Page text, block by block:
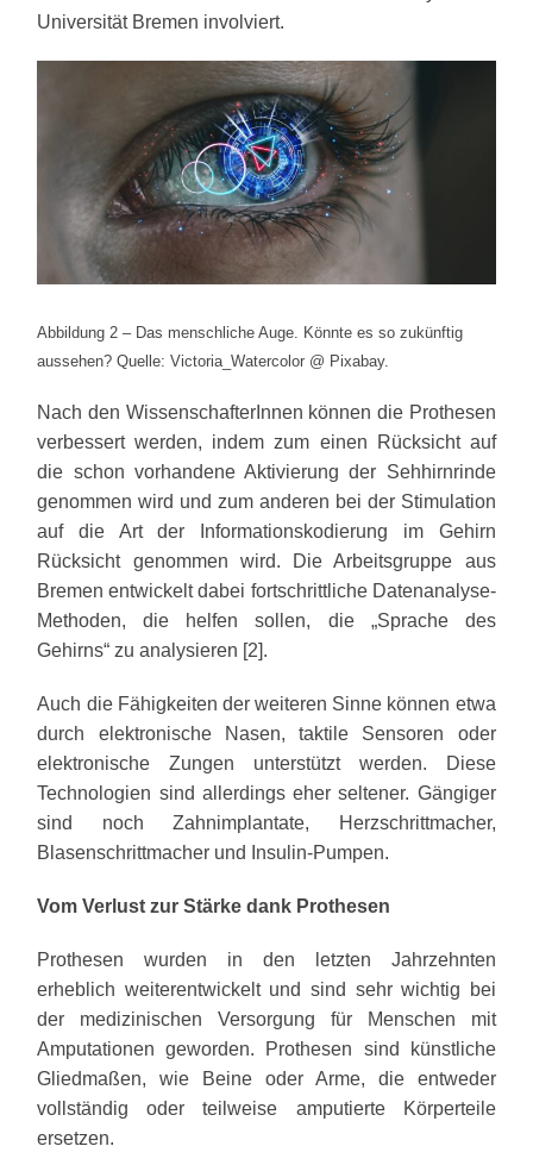
Universität Bremen involviert.
Abbildung 2 – Das menschliche Auge. Könnte es so zukünftig
aussehen? Quelle: Victoria_Watercolor @ Pixabay.
Nach den WissenschafterInnen können die Prothesen
verbessert werden, indem zum einen Rücksicht auf
die schon vorhandene Aktivierung der Sehhirnrinde
genommen wird und zum anderen bei der Stimulation
auf die Art der Informationskodierung im Gehirn
Rücksicht genommen wird. Die Arbeitsgruppe aus
Bremen entwickelt dabei fortschrittliche Datenanalyse-
Methoden, die helfen sollen, die „Sprache des
Gehirns“ zu analysieren [2].
Auch die Fähigkeiten der weiteren Sinne können etwa
durch elektronische Nasen, taktile Sensoren oder
elektronische Zungen unterstützt werden. Diese
Technologien sind allerdings eher seltener. Gängiger
sind noch Zahnimplantate, Herzschrittmacher,
Blasenschrittmacher und Insulin-Pumpen.
Vom Verlust zur Stärke dank Prothesen
Prothesen wurden in den letzten Jahrzehnten
erheblich weiterentwickelt und sind sehr wichtig bei
der medizinischen Versorgung für Menschen mit
Amputationen geworden. Prothesen sind künstliche
Gliedmaßen, wie Beine oder Arme, die entweder
vollständig oder teilweise amputierte Körperteile
ersetzen.